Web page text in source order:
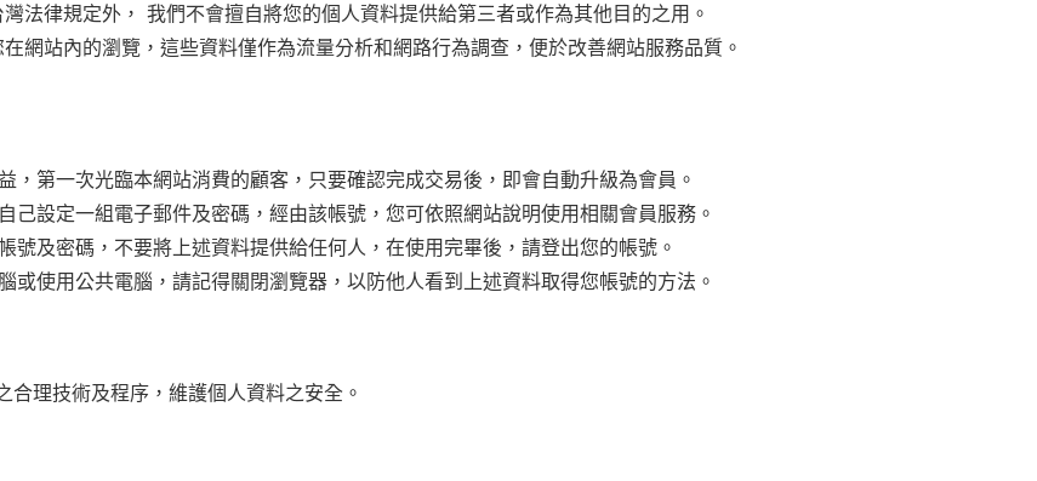
法律規定外， 我們不會擅自將您的個人資料提供給第三者或作為其他目的之用。
網站內的瀏覽，這些資料僅作為流量分析和網路行為調查，便於改善網站服務品質。
，第一次光臨本網站消費的顧客，只要確認完成交易後，即會自動升級為會員。
己設定一組電子郵件及密碼，經由該帳號，您可依照網站說明使用相關會員服務。
號及密碼，不要將上述資料提供給任何人，在使用完畢後，請登出您的帳號。
或使用公共電腦，請記得關閉瀏覽器，以防他人看到上述資料取得您帳號的方法。
合理技術及程序，維護個人資料之安全。